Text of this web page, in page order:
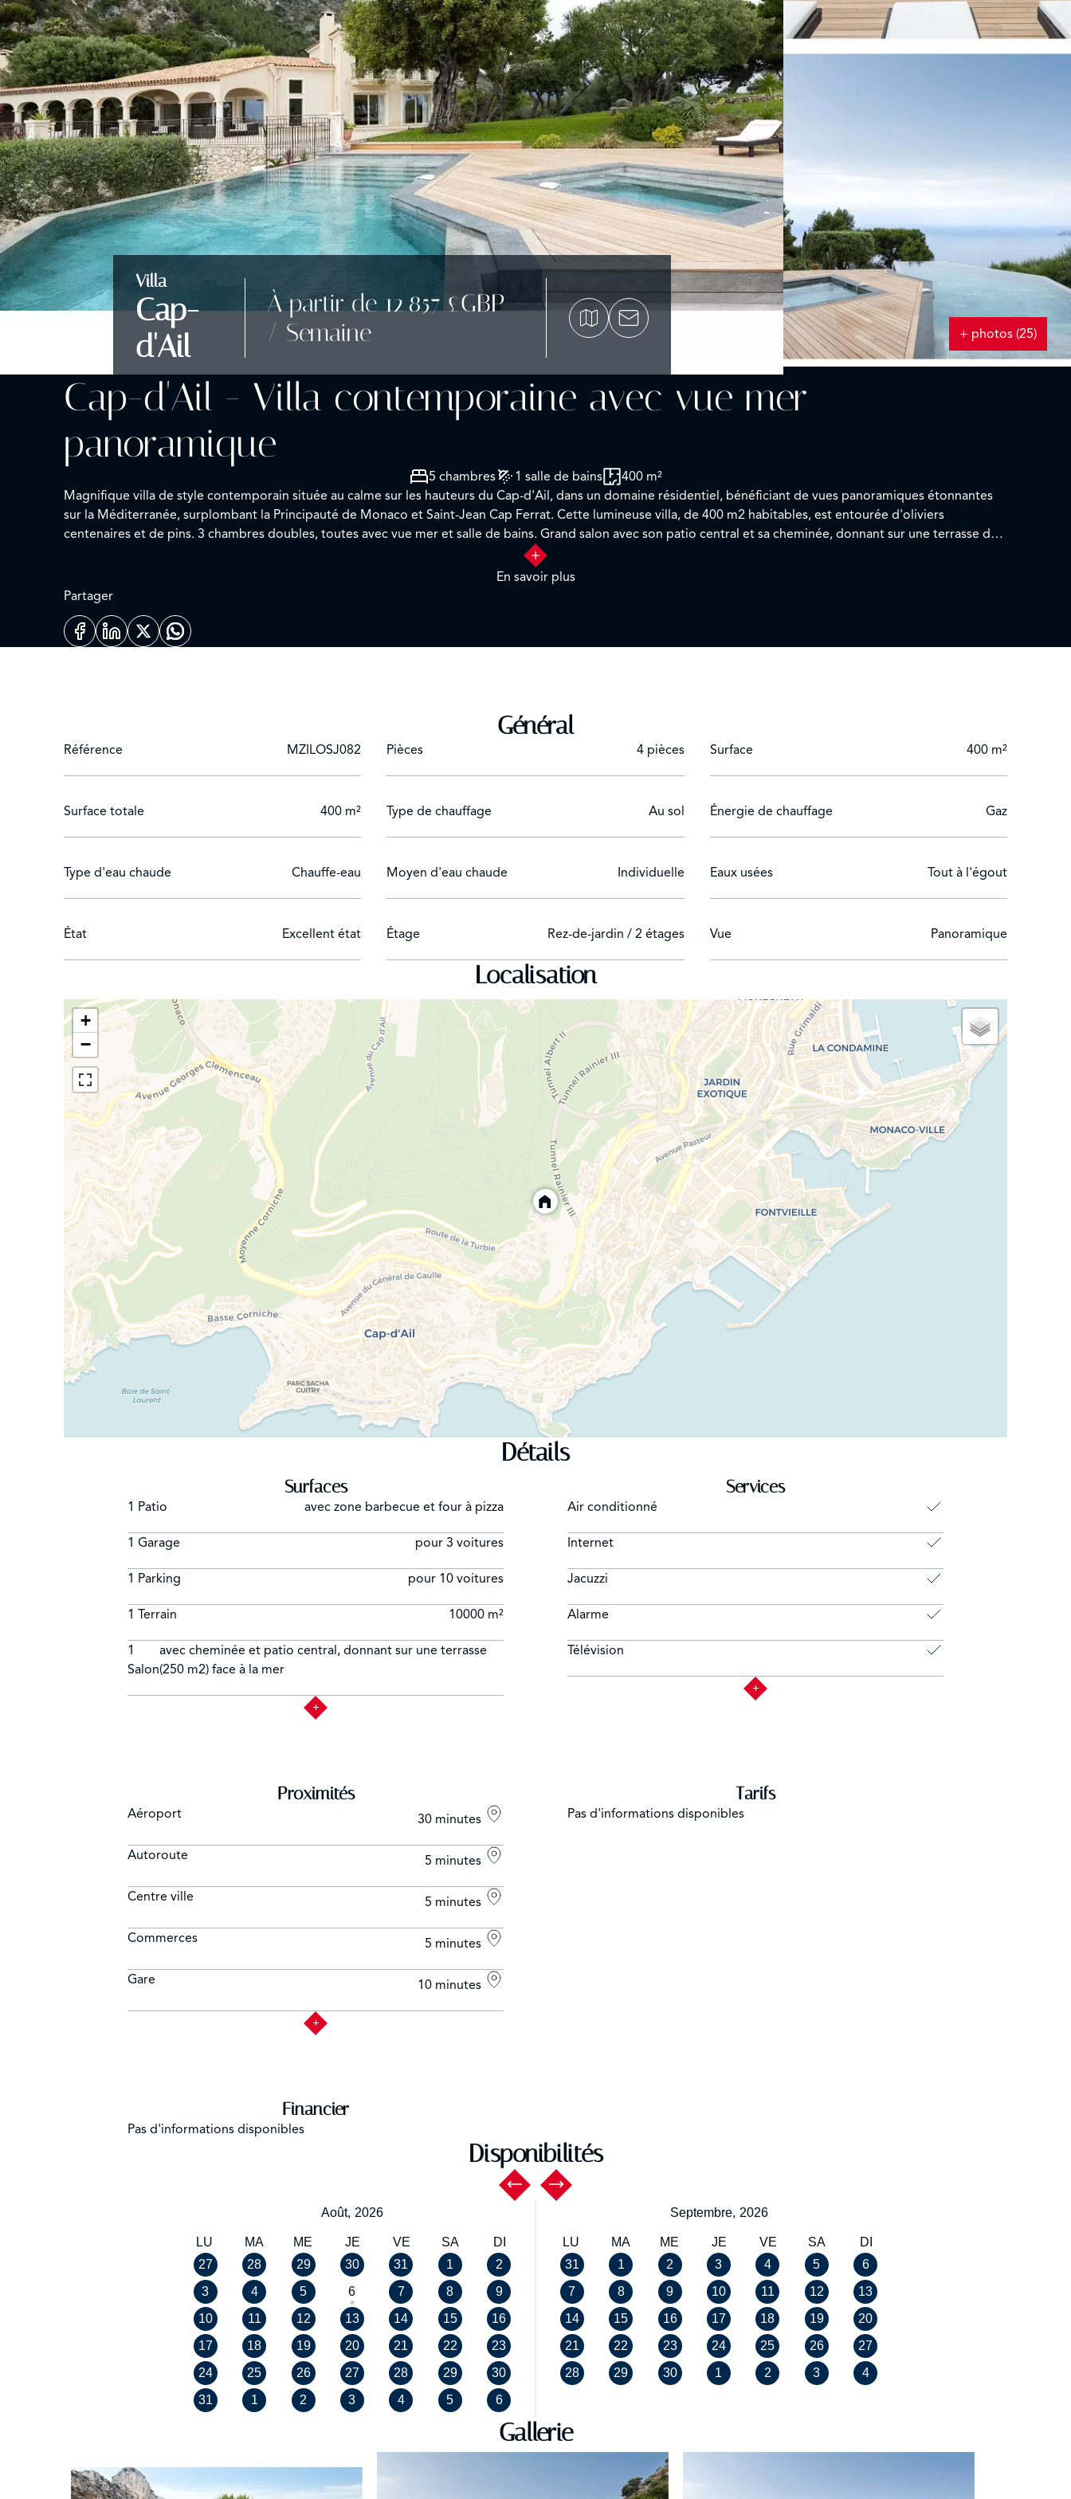
Villa
Cap-
d'Ail
À partir de 12 857 £GBP
/ Semaine
+ photos (25)
Cap-d'Ail - Villa contemporaine avec vue mer
panoramique
5 chambres 1 salle de bains
400 m²
Magnifique villa de style contemporain située au calme sur les hauteurs du Cap-d'Ail, dans un domaine résidentiel, bénéficiant de vues panoramiques étonnantes
sur la Méditerranée, surplombant la Principauté de Monaco et Saint-Jean Cap Ferrat. Cette lumineuse villa, de 400 m2 habitables, est entourée d'oliviers
centenaires et de pins. 3 chambres doubles, toutes avec vue mer et salle de bains. Grand salon avec son patio central et sa cheminée, donnant sur une terrasse de
plain pied face à la mer, mezzanine + terrasse-solarium, salle à manger, cuisine équipée, cellier, buanderie. Charmant studio sur 2 niveaux proposant 2 chambres
doubles supplémentaires, zone BBQ et four à pizza. 10.000m2 de jardins en terrasses. Petite piscine, parking pour 10 voitures.
En savoir plus
Partager
Général
Référence MZILOSJ082 Pièces 4 pièces Surface 400 m²
Surface totale 400 m² Type de chauffage Au sol Énergie de chauffage Gaz
Type d'eau chaude Chauffe-eau Moyen d'eau chaude Individuelle Eaux usées Tout à l'égout
État Excellent état Étage Rez-de-jardin / 2 étages Vue Panoramique
Localisation
+
−
Détails
Surfaces
1 Patio avec zone barbecue et four à pizza
1 Garage pour 3 voitures
1 Parking pour 10 voitures
1 Terrain 10000 m²
1
Salon
avec cheminée et patio central, donnant sur une terrasse
(250 m2) face à la mer
Services
Air conditionné
Internet
Jacuzzi
Alarme
Télévision
Proximités
Aéroport 30 minutes
Autoroute 5 minutes
Centre ville 5 minutes
Commerces 5 minutes
Gare 10 minutes
Tarifs
Pas d'informations disponibles
Financier
Pas d'informations disponibles
Disponibilités
Août, 2026
LU MA ME JE VE SA
DI
27
28 29 30 31 1
2
3
4 5 6 7 8
9
10
11 12 13 14 15
16
17
18 19 20 21 22
23
24
25 26 27 28 29
30
31
1 2 3 4 5 6
Septembre, 2026
LU MA ME JE VE SA
DI
31
1 2 3 4 5
6
7
8 9 10 11 12
13
14
15 16 17 18 19
20
21
22 23 24 25 26
27
28
29 30 1 2 3 4
Gallerie